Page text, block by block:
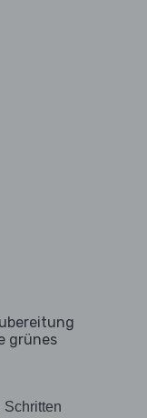
grünes
Schritten